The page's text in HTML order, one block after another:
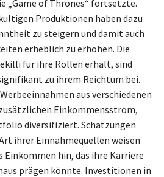
„Game of Thrones“ fortsetzte.
Produktionen haben dazu
zu steigern und damit auch
erheblich zu erhöhen. Die
für ihre Rollen erhält, sind
zu ihrem Reichtum bei.
aus verschiedenen
Einkommensstrom,
diversifiziert. Schätzungen
ihrer Einnahmequellen weisen
Einkommen hin, das ihre Karriere
prägen könnte. Investitionen in